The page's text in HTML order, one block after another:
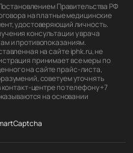
Правительства РФ
на платные медицинские
удостоверяющий личность.
консультации у врача
и противопоказаниям.
на сайте iphk.ru, не
принимает все меры по
на сайте прайс-листа,
советуем уточнять
центре по телефону +7
на основании